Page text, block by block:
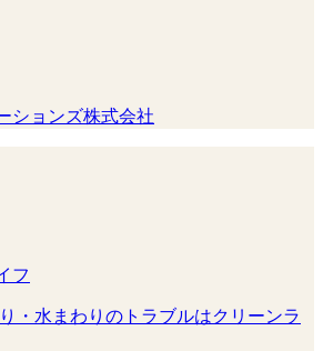
ションズ株式会社
フ
・水まわりのトラブルはクリーンラ